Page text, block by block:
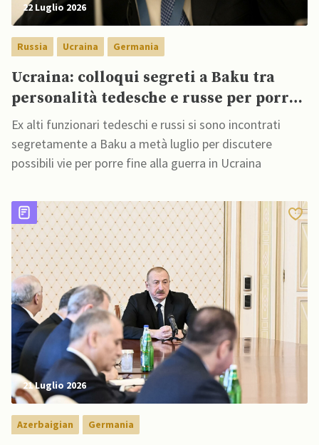
22 Luglio 2026
Russia Ucraina Germania
Ucraina: colloqui segreti a Baku tra
personalità tedesche e russe per porre
fine a guerra
Ex alti funzionari tedeschi e russi si sono incontrati
segretamente a Baku a metà luglio per discutere
possibili vie per porre fine alla guerra in Ucraina
21 Luglio 2026
Azerbaigian Germania